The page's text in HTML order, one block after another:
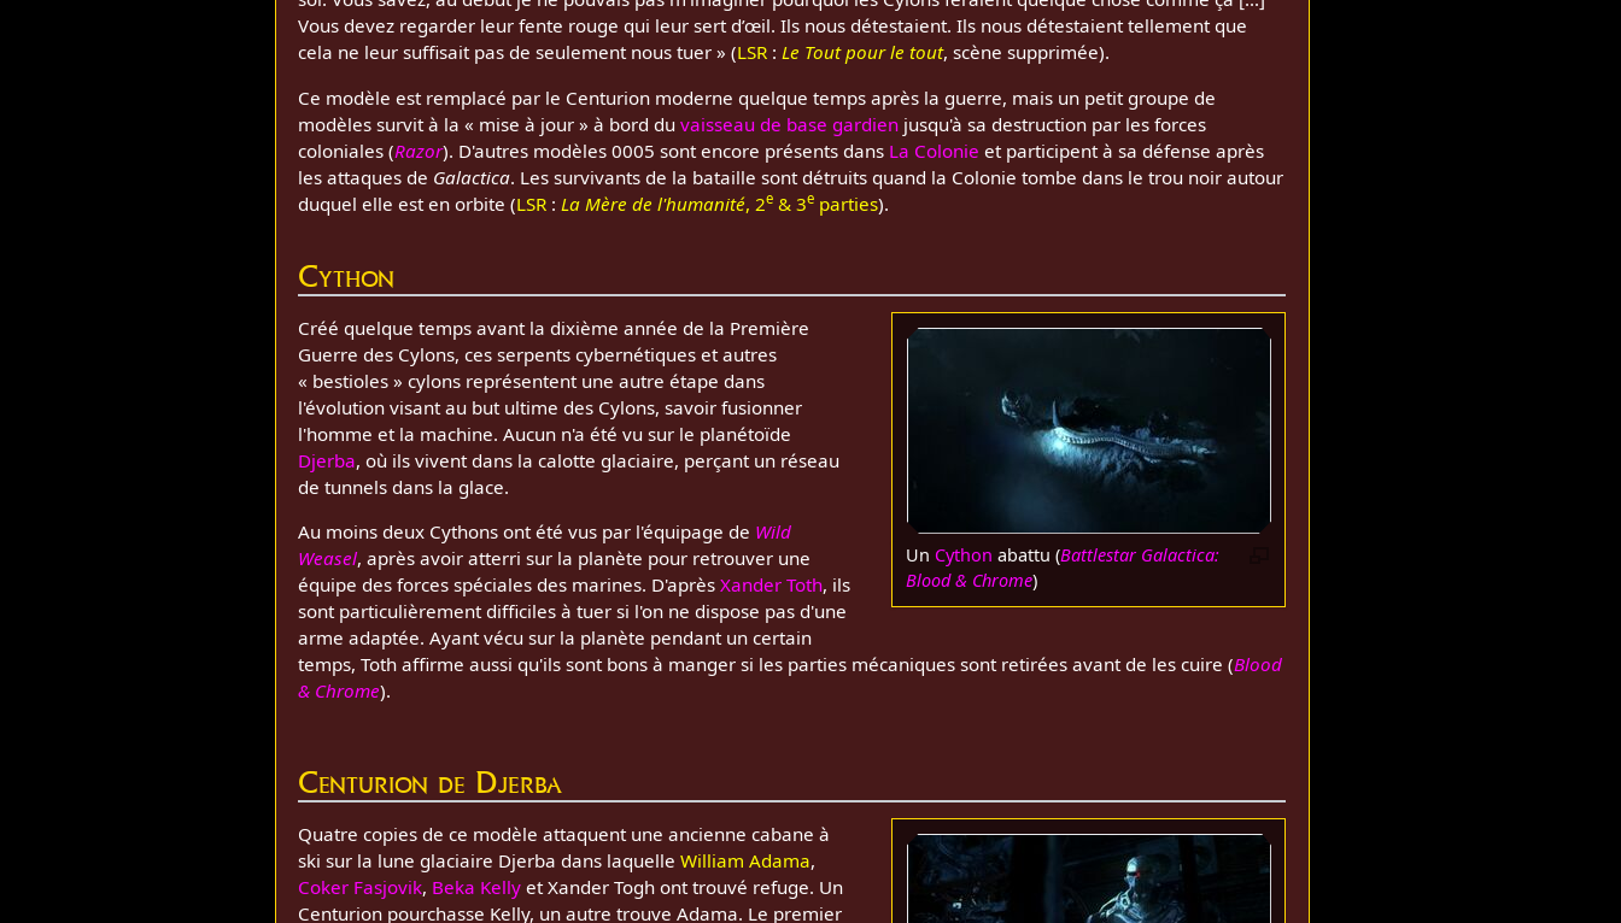
Vous devez regarder leur fente rouge qui leur sert d’œil. Ils nous détestaient. Ils nous détestaient tellement que
cela ne leur suffisait pas de seulement nous tuer » (LSR :Le Tout pour le tout, scène supprimée).
Ce modèle est remplacé par le Centurion moderne quelque temps après la guerre, mais un petit groupe de
modèles survit à la « mise à jour » à bord duvaisseau de base gardien jusqu'à sa destruction par les forces
coloniales (Razor). D'autres modèles 0005 sont encore présents dans La Colonie et participent à sa défense après
les attaques de Galactica. Les survivants de la bataille sont détruits quand la Colonie tombe dans le trou noir autour
duquel elle est en orbite (LSR : La Mère de l'humanité, 2e & 3e parties).
Cython
Un Cython abattu (Battlestar Galactica:
Blood & Chrome)
Créé quelque temps avant la dixième année de la Première
Guerre des Cylons, ces serpents cybernétiques et autres
« bestioles » cylons représentent une autre étape dans
l'évolution visant au but ultime des Cylons, savoir fusionner
l'homme et la machine. Aucun n'a été vu sur le planétoïde
Djerba, où ils vivent dans la calotte glaciaire, perçant un réseau
de tunnels dans la glace.
Au moins deux Cythons ont été vus par l'équipage de Wild
Weasel, après avoir atterri sur la planète pour retrouver une
équipe des forces spéciales des marines. D'aprèsXander Toth, ils
sont particulièrement difficiles à tuer si l'on ne dispose pas d'une
arme adaptée. Ayant vécu sur la planète pendant un certain
temps, Toth affirme aussi qu'ils sont bons à manger si les parties mécaniques sont retirées avant de les cuire (Blood
& Chrome).
Centurion de Djerba
Quatre copies de ce modèle attaquent une ancienne cabane à
ski sur la lune glaciaire Djerba dans laquelleWilliam Adama,
Coker Fasjovik, Beka Kelly et Xander Togh ont trouvé refuge. Un
Centurion pourchasse Kelly, un autre trouve Adama. Le premier